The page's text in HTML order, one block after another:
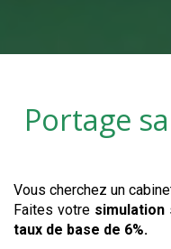
Portage
Vous cherchez un
Faites votre simulation
taux de base de 6%.